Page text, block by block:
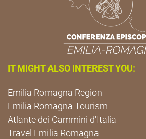
IT MIGHT ALSO INTEREST YOU:
Emilia Romagna Region
Emilia Romagna Tourism
Atlante dei Cammini d'Italia
Travel Emilia Romagna